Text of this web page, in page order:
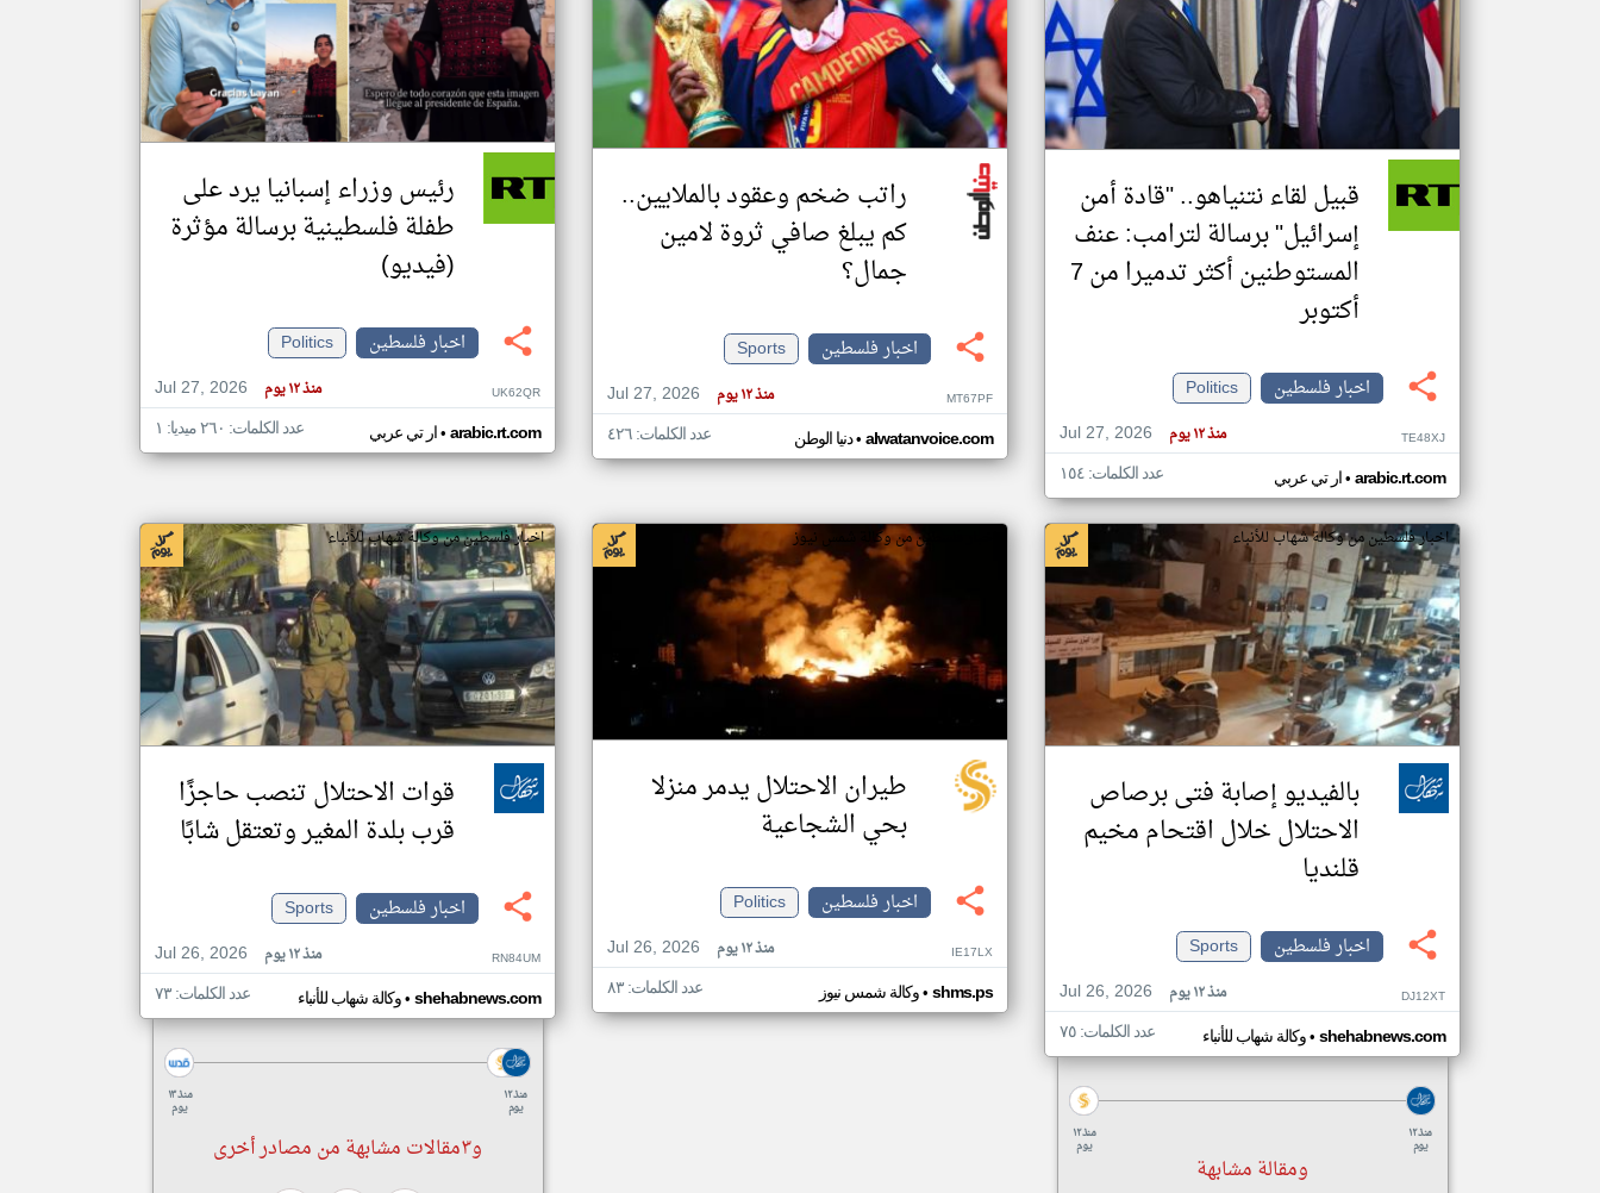
تغيير الدولة
مصادر الأخبار من فلسطين
اخبار فلسطين على مدار الساعة
أهم اخبار فلسطين العاجلة والمباشرة
قبيل لقاء نتنياهو.. "قادة أمن
إسرائيل" برسالة لترامب: عنف
المستوطنين أكثر تدميرا من 7
أكتوبر
اخبار فلسطين
Politics
Jul 27, 2026
منذ ١٢ يوم TE48XJ
ار تي عربي• arabic.rt.com عدد الكلمات: ١٥٤
راتب ضخم وعقود بالملايين..
كم يبلغ صافي ثروة لامين
جمال؟
اخبار فلسطين
Sports
Jul 27, 2026
منذ ١٢ يوم MT67PF
دنيا الوطن• alwatanvoice.com عدد الكلمات: ٤٢٦
رئيس وزراء إسبانيا يرد على
طفلة فلسطينية برسالة مؤثرة
(فيديو)
اخبار فلسطين
Politics
Jul 27, 2026
منذ ١٢ يوم UK62QR
ار تي عربي• arabic.rt.com عدد الكلمات: ٢٦٠ ميديا: ١
اخبار فلسطين من وكالة شهاب للأنباء
بالفيديو إصابة فتى برصاص
الاحتلال خلال اقتحام مخيم
قلنديا
اخبار فلسطين
Sports
Jul 26, 2026
منذ ١٢ يوم DJ12XT
وكالة شهاب للأنباء• shehabnews.com عدد الكلمات: ٧٥
منذ ١٢
يوم
منذ ١٢
يوم
ومقالة مشابهة
اخبار فلسطين من وكالة شمس نيوز
طيران الاحتلال يدمر منزلا
بحي الشجاعية
اخبار فلسطين
Politics
Jul 26, 2026
منذ ١٢ يوم IE17LX
وكالة شمس نيوز• shms.ps عدد الكلمات: ٨٣
اخبار فلسطين من وكالة شهاب للأنباء
قوات الاحتلال تنصب حاجزًا
قرب بلدة المغير وتعتقل شابًا
اخبار فلسطين
Sports
Jul 26, 2026
منذ ١٢ يوم RN84UM
وكالة شهاب للأنباء• shehabnews.com عدد الكلمات: ٧٣
منذ ١٣
يوم
منذ ١٢
يوم
و٣مقالات مشابهة من مصادر أخرى
klyoum.com